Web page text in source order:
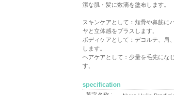
潔な肌・髪に数滴を塗布します。
スキンケアとして：頬骨や鼻筋に
ヤと立体感をプラスします。
ボディケアとして：デコルテ、肩
します。
ヘアケアとして：少量を毛先にな
す。
specification